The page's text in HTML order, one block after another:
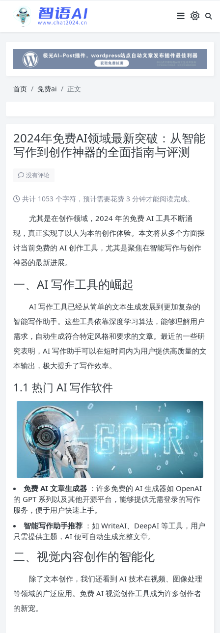
首页 免费ai 正文
2024年免费AI领域最新突破：从智能
写作到创作神器的全面指南与评测
没有评论
共计 1053 个字符，预计需要花费 3 分钟才能阅读完成。
尤其是在创作领域，2024 年的免费 AI 工具不断涌
现，真正实现了以人为本的创作体验。本文将从多个方面探
讨当前免费的 AI 创作工具，尤其是聚焦在智能写作与创作
神器的最新进展。
一、AI 写作工具的崛起
AI 写作工具已经从简单的文本生成发展到更加复杂的
智能写作助手。这些工具依靠深度学习算法，能够理解用户
需求，自动生成符合特定风格和要求的文章。最近的一些研
究表明，AI 写作助手可以在短时间内为用户提供高质量的文
本输出，极大提升了写作效率。
1.1 热门 AI 写作软件
免费 AI 文章生成器 ：许多免费的 AI 生成器如 OpenAI
的 GPT 系列以及其他开源平台，能够提供无需登录的写作
服务，便于用户快速上手。
智能写作助手推荐 ：如 WriteAI、DeepAI 等工具，用户
只需提供主题，AI 便可自动生成完整文章。
二、视觉内容创作的智能化
除了文本创作，我们还看到 AI 技术在视频、图像处理
等领域的广泛应用。免费 AI 视觉创作工具成为许多创作者
的新宠。